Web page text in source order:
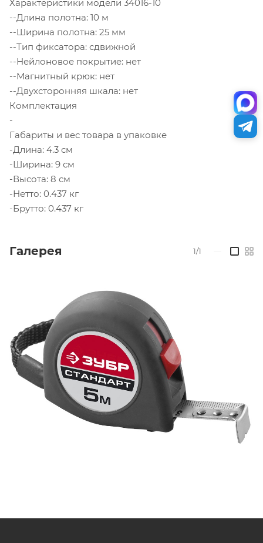
Характеристики модели 34016-10
--Длина полотна: 10 м
--Ширина полотна: 25 мм
--Тип фиксатора: сдвижной
--Нейлоновое покрытие: нет
--Магнитный крюк: нет
--Двухсторонняя шкала: нет
Комплектация
-
Габариты и вес товара в упаковке
-Длина: 4.3 см
-Ширина: 9 см
-Высота: 8 см
-Нетто: 0.437 кг
-Брутто: 0.437 кг
Галерея 1/1